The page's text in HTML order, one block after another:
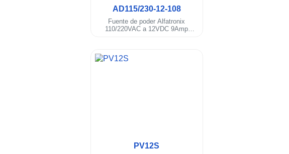
AD115/230-12-108
Fuente de poder Alfatronix
110/220VAC a 12VDC 9Amp
PV12S